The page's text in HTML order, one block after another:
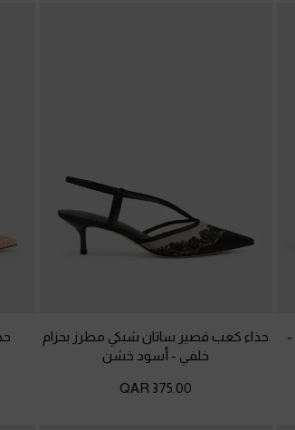
-
حذاء كعب قصير ساتان شبكي مطرز بحزام
خلفي - أسود خشن
375.00 QAR